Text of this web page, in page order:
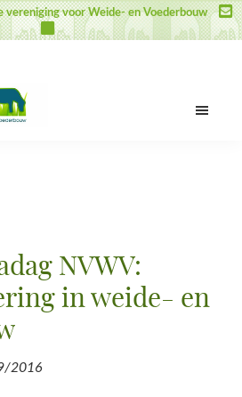
voor Weide- en Voederbouw
NVWV:
in weide- en
2016